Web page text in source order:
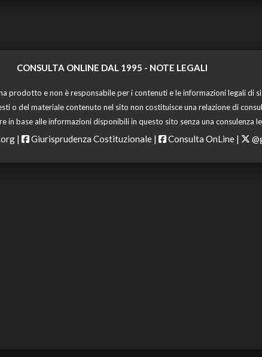
CONSULTA ONLINE DAL 1995 - NOTE LEGALI
prodotto e non è responsabile per i contenuti e le informazioni legali di
o del materiale contenuto nel sito non costituisce una relazione di
in base alle informazioni disponibili in questo sito senza una consulenza
| Giurisprudenza Costituzionale | Consulta OnLine |